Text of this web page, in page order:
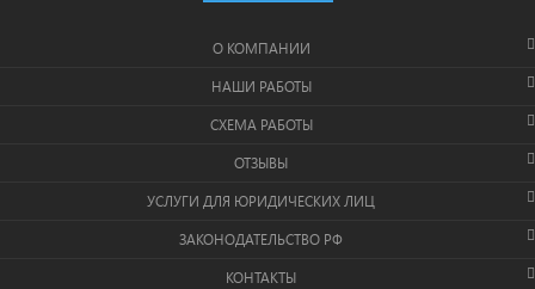
О КОМПАНИИ
НАШИ РАБОТЫ
СХЕМА РАБОТЫ
ОТЗЫВЫ
УСЛУГИ ДЛЯ ЮРИДИЧЕСКИХ ЛИЦ
ЗАКОНОДАТЕЛЬСТВО РФ
КОНТАКТЫ